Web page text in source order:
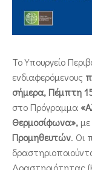
Το Υπουργείο
ενδιαφερόμενους
σήμερα, Πέμπτη
στο Πρόγραμμα
Θερμοσίφωνα»,
Προμηθευτών. Οι
Δραστηριότητας